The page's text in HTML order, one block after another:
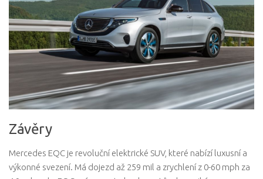
Závěry
Mercedes EQC je revoluční elektrické SUV, které nabízí luxusní a
výkonné svezení. Má dojezd až 259 mil a zrychlení z 0-60 mph za